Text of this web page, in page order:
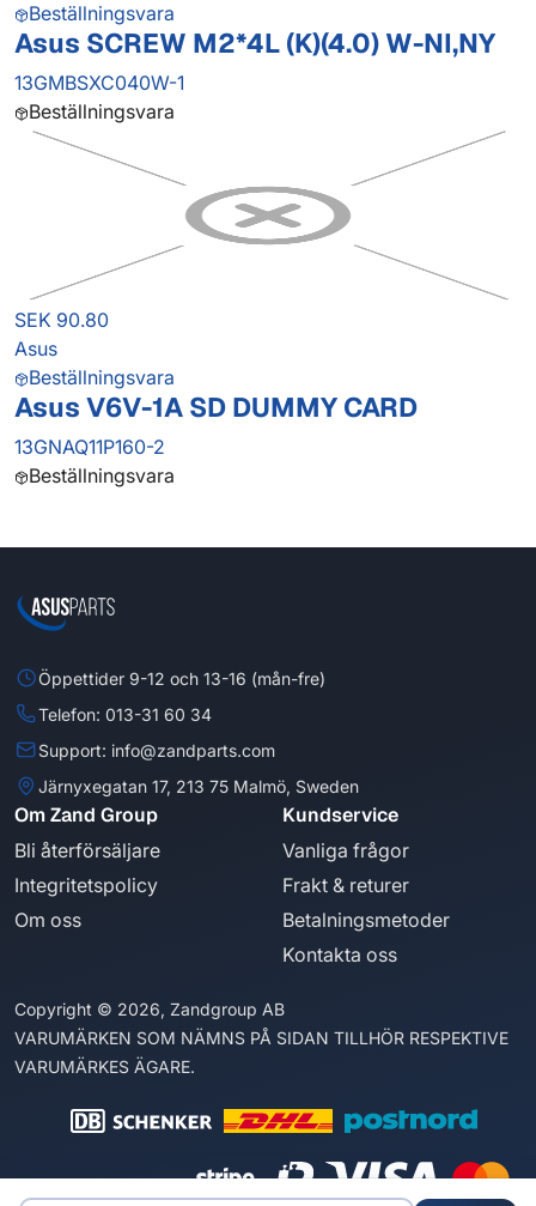
Beställningsvara
Asus SCREW M2*4L (K)(4.0) W-NI,NY
13GMBSXC040W-1
Beställningsvara
SEK 90.80
Asus
Beställningsvara
Asus V6V-1A SD DUMMY CARD
13GNAQ11P160-2
Beställningsvara
Öppettider 9-12 och 13-16 (mån-fre)
Telefon: 013-31 60 34
Support: info@zandparts.com
Järnyxegatan 17, 213 75 Malmö, Sweden
Om Zand Group
Bli återförsäljare
Integritetspolicy
Om oss
Kundservice
Vanliga frågor
Frakt & returer
Betalningsmetoder
Kontakta oss
Copyright © 2026, Zandgroup AB
VARUMÄRKEN SOM NÄMNS PÅ SIDAN TILLHÖR RESPEKTIVE
VARUMÄRKES ÄGARE.